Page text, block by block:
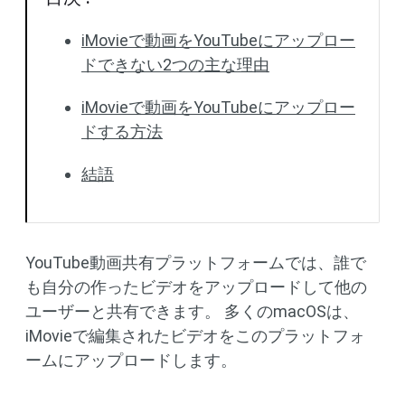
iMovieで動画をYouTubeにアップロー
ドできない2つの主な理由
iMovieで動画をYouTubeにアップロー
ドする方法
結語
YouTube動画共有プラットフォームでは、誰で
も自分の作ったビデオをアップロードして他の
ユーザーと共有できます。 多くのmacOSは、
iMovieで編集されたビデオをこのプラットフォ
ームにアップロードします。